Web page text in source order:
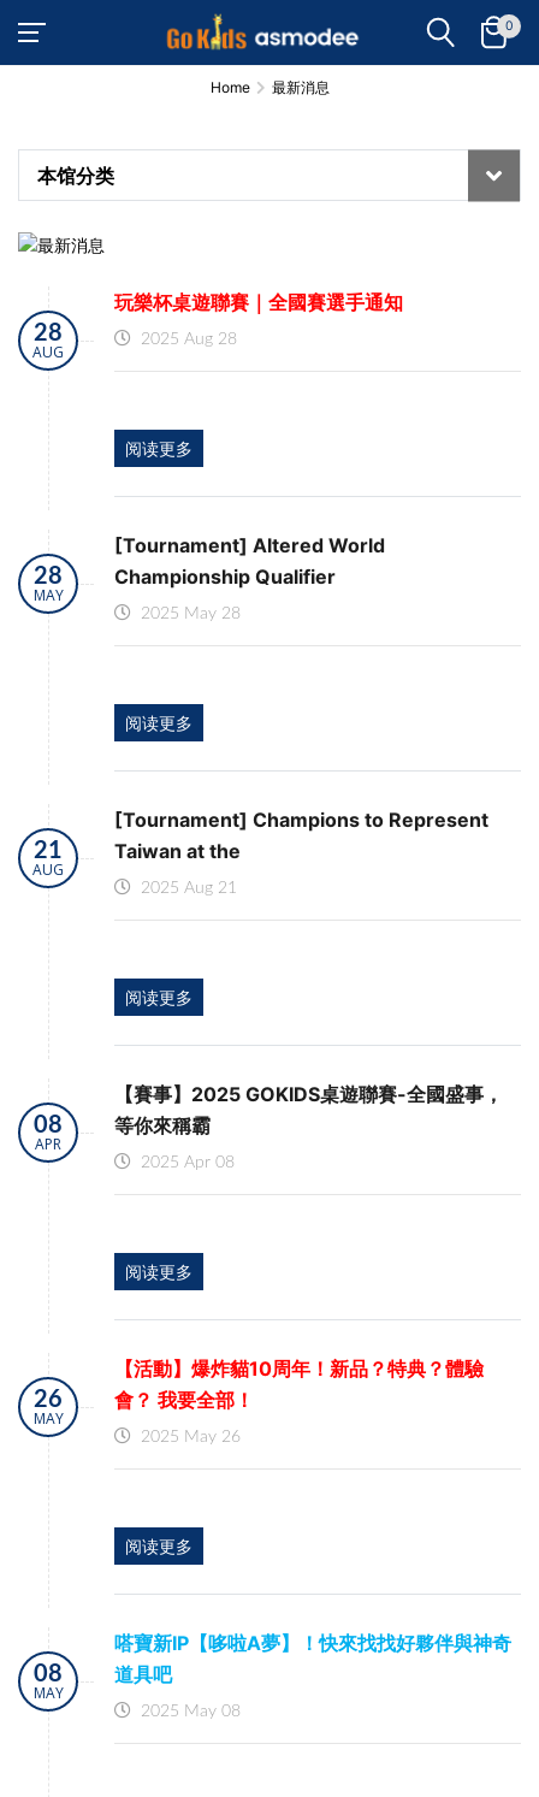
0
Home 最新消息
本馆分类
28
AUG
玩樂杯桌遊聯賽｜全國賽選手通知
2025 Aug 28
阅读更多
28
MAY
[Tournament] Altered World
Championship Qualifier
2025 May 28
阅读更多
21
AUG
[Tournament] Champions to Represent
Taiwan at the
2025 Aug 21
阅读更多
08
APR
【賽事】2025 GOKIDS桌遊聯賽-全國盛事，
等你來稱霸
2025 Apr 08
阅读更多
26
MAY
【活動】爆炸貓10周年！新品？特典？體驗
會？ 我要全部！
2025 May 26
阅读更多
08
MAY
嗒寶新IP【哆啦A夢】！快來找找好夥伴與神奇
道具吧
2025 May 08